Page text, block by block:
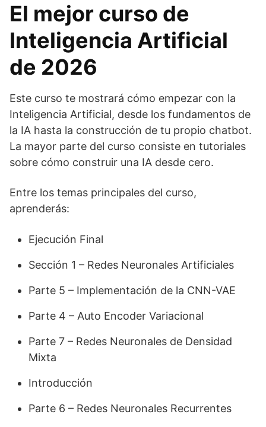
El mejor curso de
Inteligencia Artificial
de 2026
Este curso te mostrará cómo empezar con la
Inteligencia Artificial, desde los fundamentos de
la IA hasta la construcción de tu propio chatbot.
La mayor parte del curso consiste en tutoriales
sobre cómo construir una IA desde cero.
Entre los temas principales del curso,
aprenderás:
Ejecución Final
Sección 1 – Redes Neuronales Artificiales
Parte 5 – Implementación de la CNN-VAE
Parte 4 – Auto Encoder Variacional
Parte 7 – Redes Neuronales de Densidad
Mixta
Introducción
Parte 6 – Redes Neuronales Recurrentes